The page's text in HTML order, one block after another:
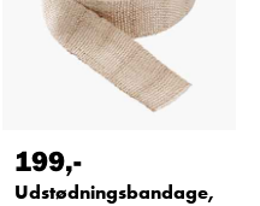
199,-
Udstødningsbandage,